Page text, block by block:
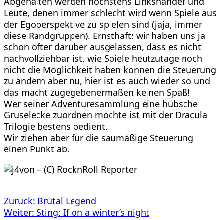
Leute, denen immer schlecht wird wenn Spiele aus
der Egoperspektive zu spielen sind (jaja, immer
diese Randgruppen). Ernsthaft: wir haben uns ja
schon öfter darüber ausgelassen, dass es nicht
nachvollziehbar ist, wie Spiele heutzutage noch
nicht die Möglichkeit haben können die Steuerung
zu ändern aber nu, hier ist es auch wieder so und
das macht zugegebenermaßen keinen Spaß!
Wer seiner Adventuresammlung eine hübsche
Gruselecke zuordnen möchte ist mit der Dracula
Trilogie bestens bedient.
Wir ziehen aber für die saumäßige Steuerung
einen Punkt ab.
Beitragsnavigation
Zurück: Brütal Legend
Weiter: Sting: If on a winter’s night